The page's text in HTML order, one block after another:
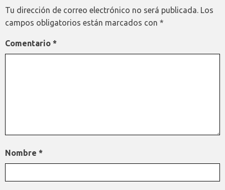
Tu dirección de correo electrónico no será publicada. Los
campos obligatorios están marcados con *
Comentario *
Nombre *